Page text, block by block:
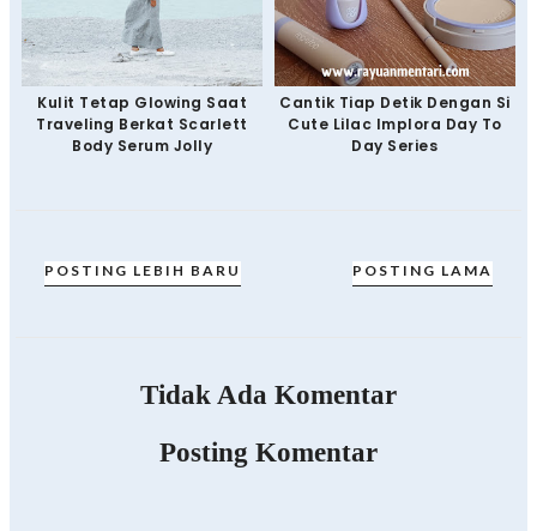
Kulit Tetap Glowing Saat
Traveling Berkat Scarlett
Body Serum Jolly
Cantik Tiap Detik Dengan Si
Cute Lilac Implora Day To
Day Series
POSTING LEBIH BARU POSTING LAMA
Tidak Ada Komentar
Posting Komentar